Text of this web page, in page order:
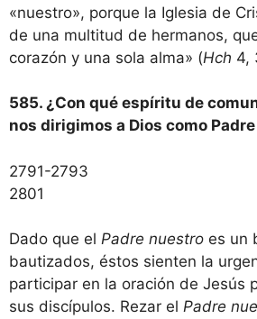
«nuestro», porque la Iglesia de
de una multitud de hermanos,
corazón y una sola alma» (Hch 4,
585. ¿Con qué espíritu de
nos dirigimos a Dios como
2791-2793
2801
Dado que el Padre nuestro es un
bautizados, éstos sienten la
participar en la oración de Jesús
sus discípulos. Rezar el Padre